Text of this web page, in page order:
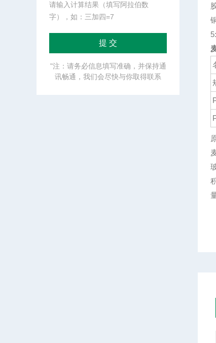
请输入计算结果（填写阿拉伯数
字），如：三加四=7
"注：请务必信息填写准确，并保持通
讯畅通，我们会尽快与你取得联系